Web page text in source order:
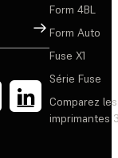
Inscription
Form 4BL
Form Auto
Fuse X1
Série Fuse
Comparez les
imprimantes